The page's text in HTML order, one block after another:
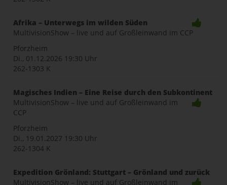
Afrika – Unterwegs im wilden Süden
MultivisionShow – live und auf Großleinwand im CCP
Pforzheim
Di., 01.12.2026 19:30 Uhr
262-1303 K
Magisches Indien – Eine Reise durch den Subkontinent
MultivisionShow – live und auf Großleinwand im
CCP
Pforzheim
Di., 19.01.2027 19:30 Uhr
262-1304 K
Expedition Grönland: Stuttgart – Grönland und zurück
MultivisionShow – live und auf Großleinwand im